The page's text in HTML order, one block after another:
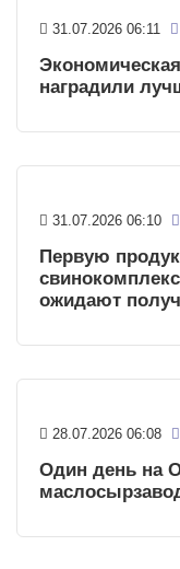
31.07.2026 06:11
наградили
31.07.2026 06:10
Первую
ожидают
28.07.2026 06:08
Один день на